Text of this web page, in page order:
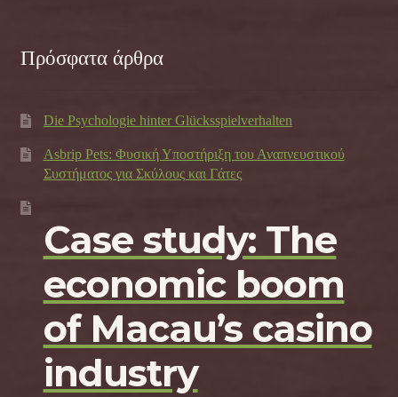
Πρόσφατα άρθρα
Die Psychologie hinter Glücksspielverhalten
Asbrip Pets: Φυσική Υποστήριξη του Αναπνευστικού
Συστήματος για Σκύλους και Γάτες
Case study: The
economic boom
of Macau’s casino
industry